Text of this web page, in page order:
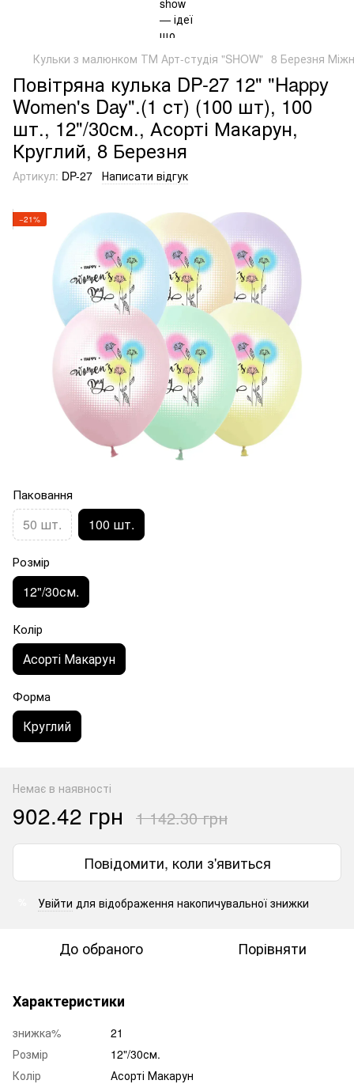
Кульки з малюнком ТМ Арт-студія "SHOW" 8 Березня
Повітряна кулька DP-27 12" "Happy
Women's Day".(1 ст) (100 шт), 100
шт., 12"/30см., Асорті Макарун,
Круглий, 8 Березня
Артикул: DP-27 Написати відгук
−21%
Паковання
50 шт. 100 шт.
Розмір
12"/30см.
Колір
Асорті Макарун
Форма
Круглий
Немає в наявності
902.42 грн 1 142.30 грн
Повідомити, коли з'явиться
Увійти для відображення накопичувальної знижки
До обраного Порівняти
Характеристики
знижка%
21
Розмір
12"/30см.
Колір
Асорті Макарун